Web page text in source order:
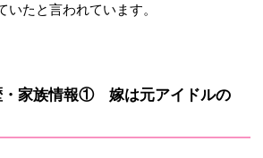
いたと言われています。
・家族情報① 嫁は元アイドルの